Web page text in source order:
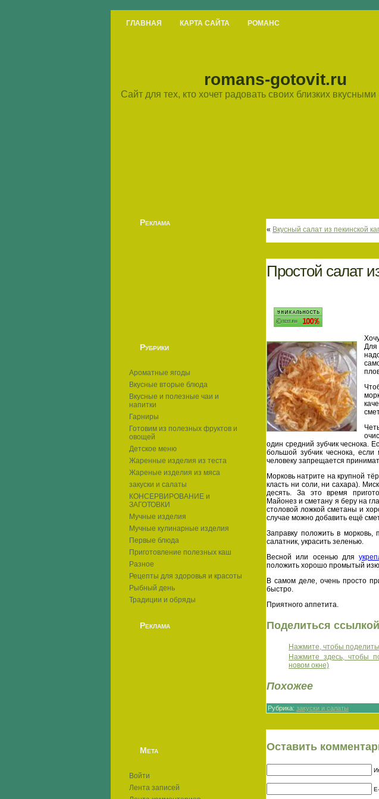
ГЛАВНАЯ КАРТА САЙТА РОМАНС
romans-gotovit.ru
Сайт для тех, кто хочет радовать своих близких
Реклама
Рубрики
Ароматные ягоды
Вкусные вторые блюда
Вкусные и полезные чаи и
напитки
Гарниры
Готовим из полезных фруктов и
овощей
Детское меню
Жаренные изделия из теста
Жареные изделия из мяса
закуски и салаты
КОНСЕРВИРОВАНИЕ и
ЗАГОТОВКИ
Мучные изделия
Мучные кулинарные изделия
Первые блюда
Приготовление полезных каш
Разное
Рецепты для здоровья и красоты
Рыбный день
Традиции и обряды
Реклама
Мета
Войти
Лента записей
« Вкусный салат из пекинской
Простой салат
Для
один средний зубчик чеснока.
большой зубчик чеснока,
человеку запрещается
Морковь натрите на крупной
класть ни соли, ни сахара).
десять. За это время
Майонез и сметану я беру на
столовой ложкой сметаны и
случае можно добавить ещё
Заправку положить в
салатник, украсить зеленью.
Весной или осенью для
положить хорошо промытый
В самом деле, очень просто
быстро.
Приятного аппетита.
Поделиться
Нажмите, чтобы
Нажмите здесь, чтобы
новом окне)
Похожее
Рубрика: закуски и салаты
Оставить